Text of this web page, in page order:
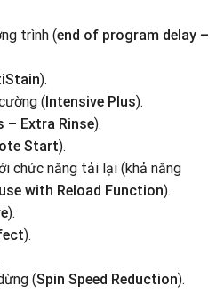
trình (end of program delay –
).
(Intensive Plus).
– Extra Rinse).
Start).
chức năng tải lại (khả năng
with Reload Function).
).
).
(Spin Speed Reduction).